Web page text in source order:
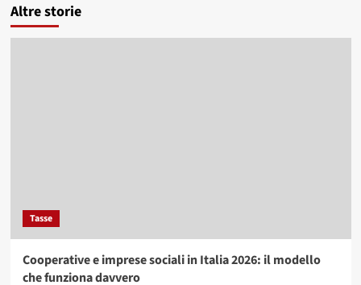
Altre storie
Tasse
Cooperative e imprese sociali in Italia 2026: il modello
che funziona davvero